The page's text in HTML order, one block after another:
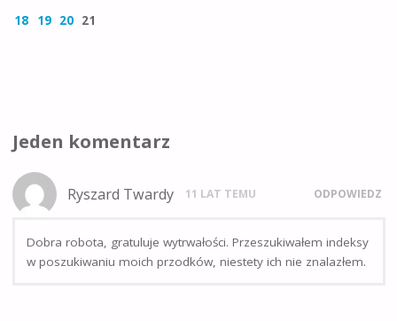
18
19 20 21
Jeden komentarz
Ryszard Twardy 11 LAT TEMU ODPOWIEDZ
Dobra robota, gratuluje wytrwałości. Przeszukiwałem indeksy
w poszukiwaniu moich przodków, niestety ich nie znalazłem.